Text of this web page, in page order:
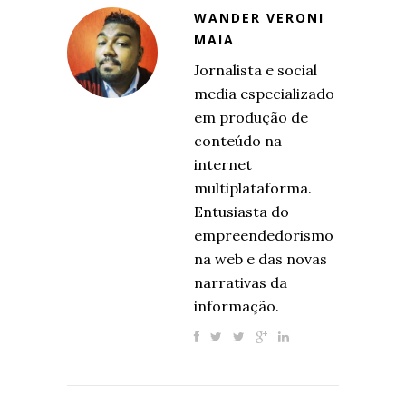
WANDER VERONI
MAIA
Jornalista e social
media especializado
em produção de
conteúdo na
internet
multiplataforma.
Entusiasta do
empreendedorismo
na web e das novas
narrativas da
informação.